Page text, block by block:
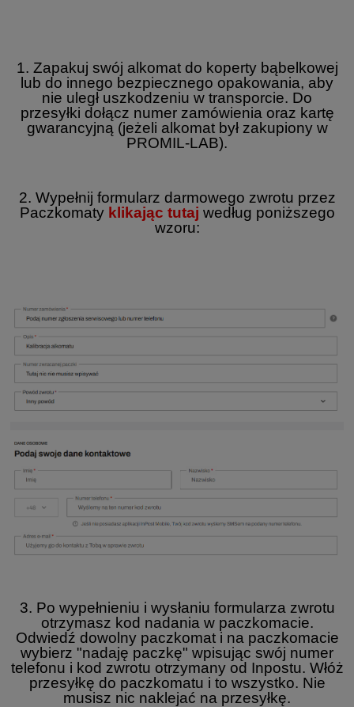
1. Zapakuj swój alkomat do koperty bąbelkowej
lub do innego bezpiecznego opakowania, aby
nie uległ uszkodzeniu w transporcie. Do
przesyłki dołącz numer zamówienia oraz kartę
gwarancyjną (jeżeli alkomat był zakupiony w
PROMIL-LAB).
2. Wypełnij formularz darmowego zwrotu przez
Paczkomaty klikając tutaj według poniższego
wzoru:
3. Po wypełnieniu i wysłaniu formularza zwrotu
otrzymasz kod nadania w paczkomacie.
Odwiedź dowolny paczkomat i na paczkomacie
wybierz "nadaję paczkę" wpisując swój numer
telefonu i kod zwrotu otrzymany od Inpostu. Włóż
przesyłkę do paczkomatu i to wszystko. Nie
musisz nic naklejać na przesyłkę.